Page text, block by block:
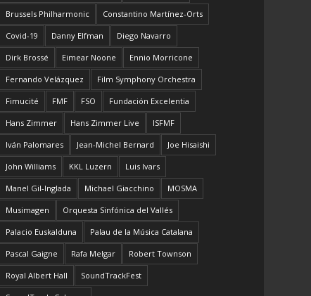
Brussels Philharmonic Constantino Martínez-Orts
Covid-19 Danny Elfman Diego Navarro
Dirk Brossé Eimear Noone Ennio Morricone
Fernando Velázquez Film Symphony Orchestra
Fimucité FMF FSO Fundación Excelentia
Hans Zimmer Hans Zimmer Live ISFMF
Iván Palomares Jean-Michel Bernard Joe Hisaishi
John Williams KKL Luzern Luis Ivars
Manel Gil-Inglada Michael Giacchino MOSMA
Musimagen Orquesta Sinfónica del Vallés
Palacio Euskalduna Palau de la Música Catalana
Pascal Gaigne Rafa Melgar Robert Townson
Royal Albert Hall SoundTrackFest